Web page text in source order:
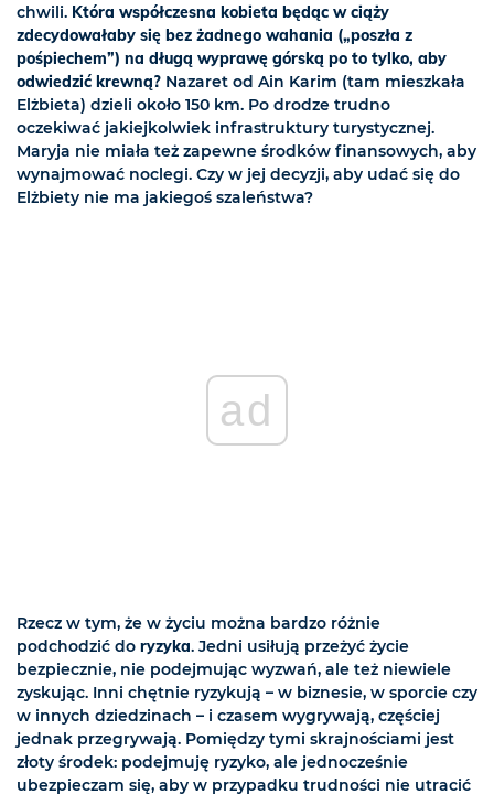
chwili. Która współczesna kobieta będąc w ciąży
zdecydowałaby się bez żadnego wahania („poszła z
pośpiechem”) na długą wyprawę górską po to tylko, aby
odwiedzić krewną? Nazaret od Ain Karim (tam mieszkała
Elżbieta) dzieli około 150 km. Po drodze trudno
oczekiwać jakiejkolwiek infrastruktury turystycznej.
Maryja nie miała też zapewne środków finansowych, aby
wynajmować noclegi. Czy w jej decyzji, aby udać się do
Elżbiety nie ma jakiegoś szaleństwa?
ad
Rzecz w tym, że w życiu można bardzo różnie
podchodzić do ryzyka. Jedni usiłują przeżyć życie
bezpiecznie, nie podejmując wyzwań, ale też niewiele
zyskując. Inni chętnie ryzykują – w biznesie, w sporcie czy
w innych dziedzinach – i czasem wygrywają, częściej
jednak przegrywają. Pomiędzy tymi skrajnościami jest
złoty środek: podejmuję ryzyko, ale jednocześnie
ubezpieczam się, aby w przypadku trudności nie utracić